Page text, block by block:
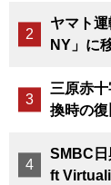
ヤマト
NY」に
三原赤
換時の
SMBC
ft